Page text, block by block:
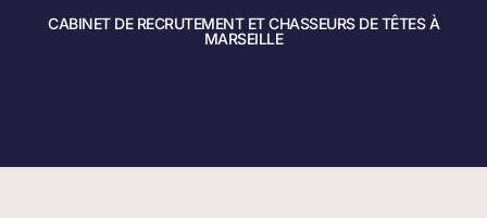
CABINET DE RECRUTEMENT ET CHASSEURS DE TÊTES À
MARSEILLE